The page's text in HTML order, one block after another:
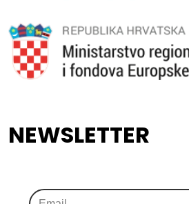
NEWSLETTER